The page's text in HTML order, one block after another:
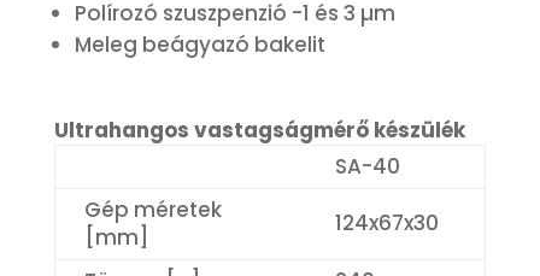
Polírozó szuszpenzió -1 és 3 µm
Meleg beágyazó bakelit
Ultrahangos vastagságmérő készülék
SA-40
Gép méretek
[mm]
124x67x30